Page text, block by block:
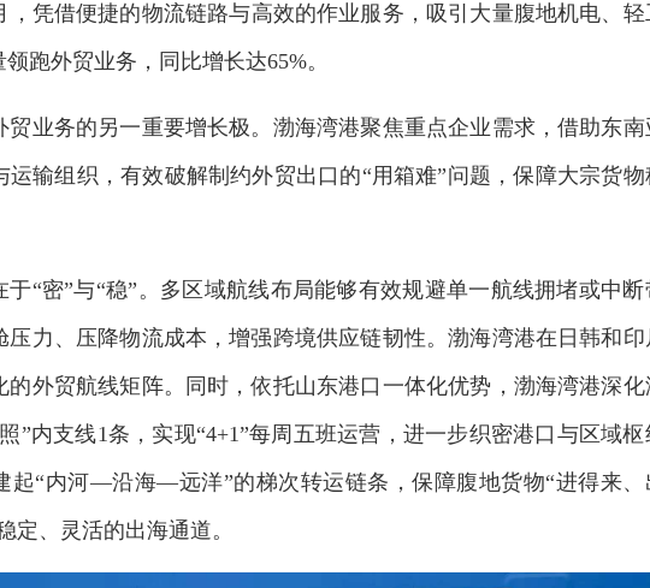
，凭借便捷的物流链路与高效的作业服务，吸引大量腹地机电、轻
跑外贸业务，同比增长达65%。
贸业务的另一重要增长极。渤海湾港聚焦重点企业需求，借助东南
输组织，有效破解制约外贸出口的“用箱难”问题，保障大宗货物
“密”与“稳”。多区域航线布局能够有效规避单一航线拥堵或中断
力、压降物流成本，增强跨境供应链韧性。渤海湾港在日韩和印
外贸航线矩阵。同时，依托山东港口一体化优势，渤海湾港深化
”内支线1条，实现“4+1”每周五班运营，进一步织密港口与区域枢
起“内河—沿海—远洋”的梯次转运链条，保障腹地货物“进得来、
定、灵活的出海通道。